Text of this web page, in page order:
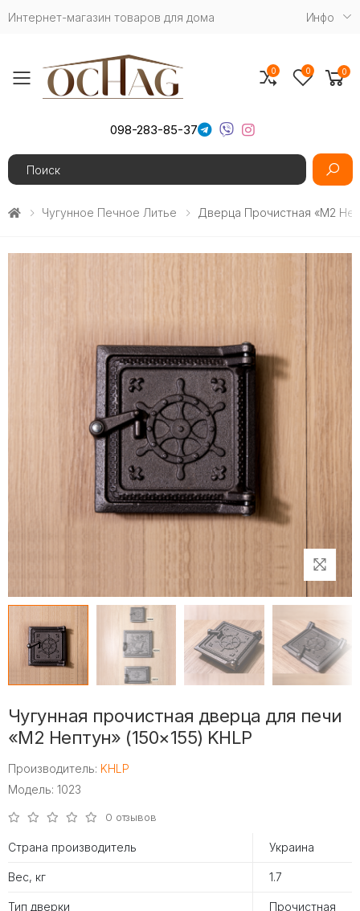
Интернет-магазин товаров для дома Инфо
Toggle mobile menu
098-283-85-37
Search
0 0 0
Чугунное Печное Литье Дверца Прочистная «М2
Чугунная прочистная дверца для печи
«М2 Нептун» (150×155) KHLP
Производитель: KHLP
Модель: 1023
0 отзывов
Страна производитель Украина
Вес, кг 1.7
Тип дверки Прочистная